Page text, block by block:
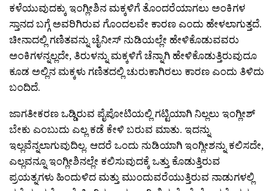
ಕಳೆಯುವುದಕ್ಕು ಇಂಗ್ಲೀಶಿನ ಮಕ್ಕಳಿಗೆ ತೊಂದರೆಯಾಗಲು ಅಂಕಿಗಳ
ಸ್ತಾನದ ಬಗ್ಗೆ ಅವರಿಗಿರುವ ಗೊಂದಲವೇ ಕಾರಣ ಎಂದು ಹೇಳಲಾಗುತ್ತದೆ.
ಚೀನಾದಲ್ಲಿ ಗಣಿತವನ್ನು ಚೈನೀಸ್ ನುಡಿಯಲ್ಲೇ ಹೇಳಿಕೊಡುವವರು
ಅಂಕಿಗಳನ್ನಲ್ಲದೇ, ತಿರುಳನ್ನು ಮಕ್ಕಳಿಗೆ ಚೆನ್ನಾಗಿ ಹೇಳಿಕೊಡುತ್ತಿರುವುದೂ
ಕೂಡ ಅಲ್ಲಿನ ಮಕ್ಕಳು ಗಣಿತದಲ್ಲಿ ಚುರುಕಾಗಿರಲು ಕಾರಣ ಎಂದು ತಿಳಿದು
ಬಂದಿದೆ.
ಜಾಗತೀಕರಣ ಒಡ್ಡಿರುವ ಪೈಪೋಟಿಯಲ್ಲಿ ಗಟ್ಟಿಯಾಗಿ ನಿಲ್ಲಲು ಇಂಗ್ಲೀಶ್
ಬೇಕು ಎಂಬುದು ಎಲ್ಲ ಕಡೆ ಕೇಳಿ ಬರುವ ಮಾತು. ಇದನ್ನು
ಇಲ್ಲವೆನ್ನಲಾಗುವುದಿಲ್ಲ. ಆದರೆ ಒಂದು ನುಡಿಯಾಗಿ ಇಂಗ್ಲೀಶನ್ನು ಕಲಿಸದೇ,
ಎಲ್ಲವನ್ನೂ ಇಂಗ್ಲೀಶಿನಲ್ಲೇ ಕಲಿಸುವುದಕ್ಕೆ ಒತ್ತು ಕೊಡುತ್ತಿರುವ
ಪ್ರಯತ್ನಗಳು ಹಿಂದುಳಿದ ಮತ್ತು ಮುಂದುವರೆಯುತ್ತಿರುವ ನಾಡುಗಳಲ್ಲಿ